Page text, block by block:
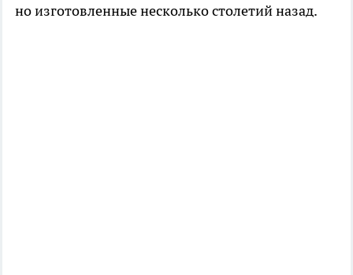
но изготовленные несколько столетий назад.